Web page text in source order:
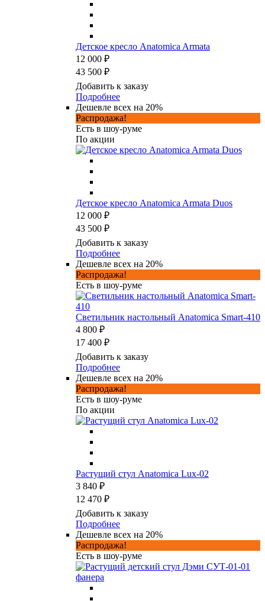
Детское кресло Anatomica Armata
12 000 ₽
43 500 ₽
Добавить к заказу
Подробнее
Дешевле всех на 20%
Распродажа!
Есть в шоу-руме
По акции
Детское кресло Anatomica Armata Duos
12 000 ₽
43 500 ₽
Добавить к заказу
Подробнее
Дешевле всех на 20%
Распродажа!
Есть в шоу-руме
Светильник настольный Anatomica Smart-410
4 800 ₽
17 400 ₽
Добавить к заказу
Подробнее
Дешевле всех на 20%
Распродажа!
Есть в шоу-руме
По акции
Растущий стул Anatomica Lux-02
3 840 ₽
12 470 ₽
Добавить к заказу
Подробнее
Дешевле всех на 20%
Распродажа!
Есть в шоу-руме